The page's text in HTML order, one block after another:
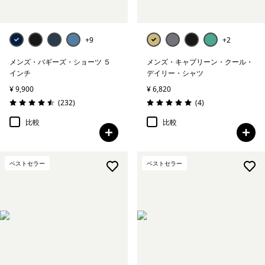
+9
メンズ・バギーズ・ショーツ ５
インチ
¥ 9,900
評価: 4.5 / 5
(232レビュー
)
比較
+2
メンズ・キャプリーン・クール・
デイリー・シャツ
¥ 6,820
評価: 5.0 / 5
(4レビュー
)
比較
ベストセラー ベストセラー